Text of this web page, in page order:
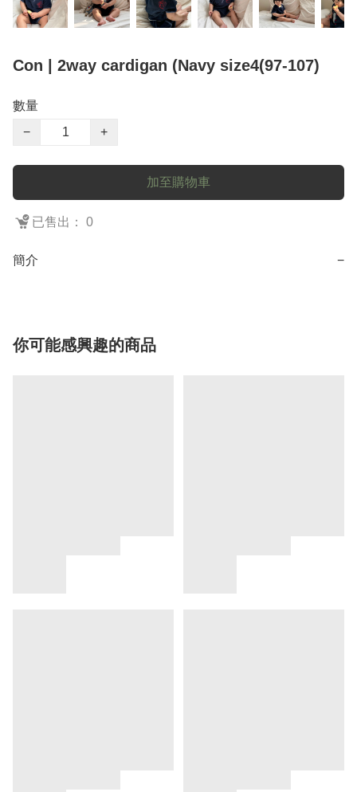
Con | 2way cardigan (Navy size4(97-107)
數量
−
+
加至購物車
已售出： 0
簡介 −
你可能感興趣的商品